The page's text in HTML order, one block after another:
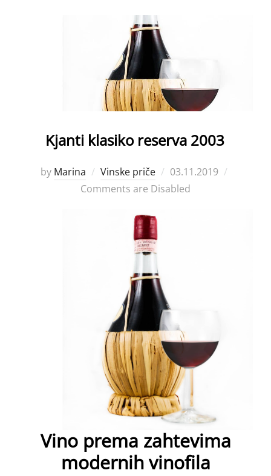
Kjanti klasiko reserva 2003
by Marina Vinske priče
Posted
on
03.11.2019
Comments are Disabled
Vino prema zahtevima
modernih vinofila